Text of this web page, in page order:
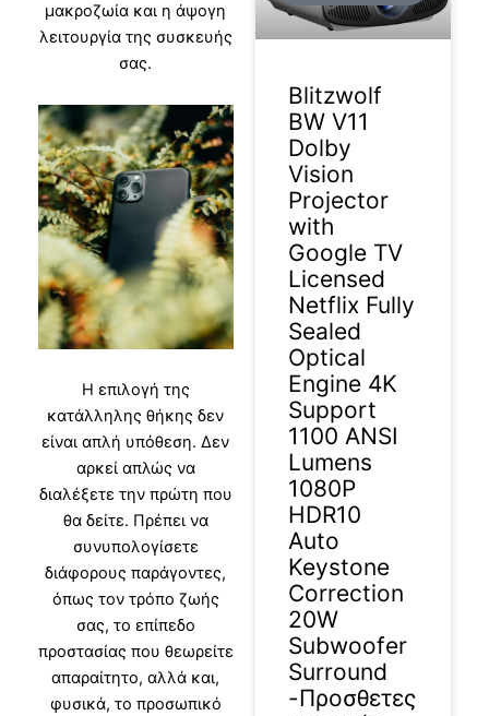
μακροζωία και η άψογη
λειτουργία της συσκευής
σας.
Η επιλογή της
κατάλληλης θήκης δεν
είναι απλή υπόθεση. Δεν
αρκεί απλώς να
διαλέξετε την πρώτη που
θα δείτε. Πρέπει να
συνυπολογίσετε
διάφορους παράγοντες,
όπως τον τρόπο ζωής
σας, το επίπεδο
προστασίας που θεωρείτε
απαραίτητο, αλλά και,
φυσικά, το προσωπικό
Blitzwolf
BW V11
Dolby
Vision
Projector
with
Google TV
Licensed
Netflix Fully
Sealed
Optical
Engine 4K
Support
1100 ANSI
Lumens
1080P
HDR10
Auto
Keystone
Correction
20W
Subwoofer
Surround
-Προσθετες